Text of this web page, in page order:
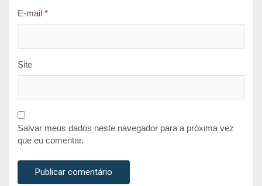
E-mail *
Site
Salvar meus dados neste navegador para a próxima vez
que eu comentar.